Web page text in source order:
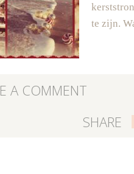
te zijn.
A COMMENT
SHARE